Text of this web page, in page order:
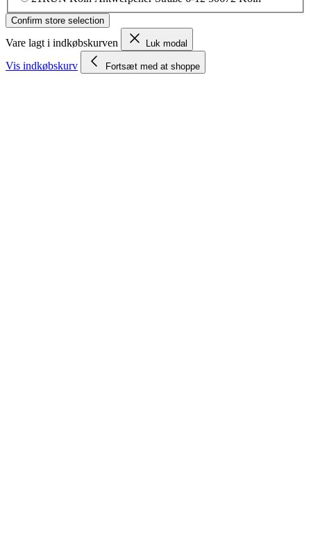
Confirm store selection
Vare lagt i indkøbskurven Luk modal
Vis indkøbskurv Fortsæt med at shoppe